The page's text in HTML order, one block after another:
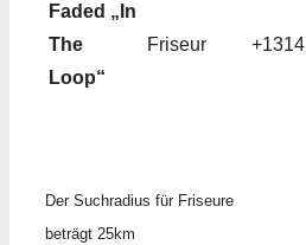
Faded „In
The
Loop“
Friseur
Der Suchradius für Friseure
beträgt 25km